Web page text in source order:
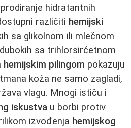
hidratantnih
različiti hemijski
sa glikolnom ili mlečnom
sa trihlorsirćetnom
hemijskim pilingom pokazuju
koža ne samo zagladi,
vlagu. Mnogi ističu i
iskustva u borbi protiv
izvođenja hemijskog